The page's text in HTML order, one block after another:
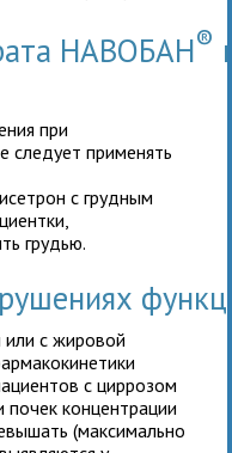
НАВОБАН®
при
следует применять
с грудным
грудью.
или с жировой
с циррозом
концентрации
(максимально